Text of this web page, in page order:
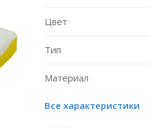
Цвет
Тип
Материал
Все характеристики